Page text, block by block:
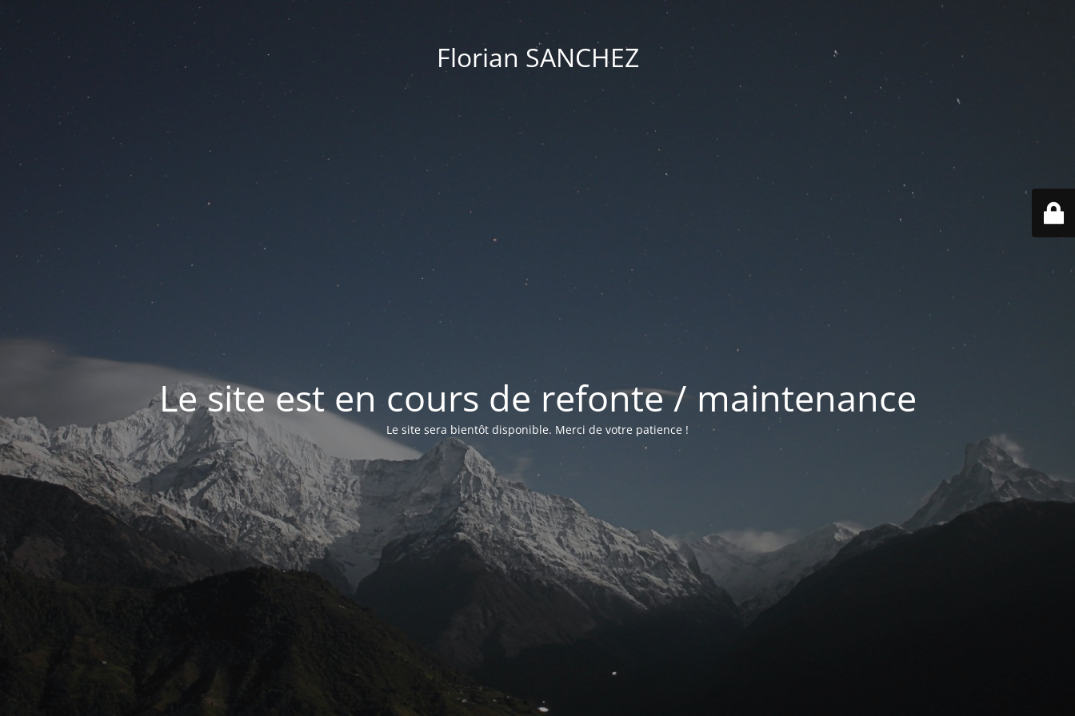
Florian SANCHEZ
Le site est en cours de refonte / maintenance
Le site sera bientôt disponible. Merci de votre patience !